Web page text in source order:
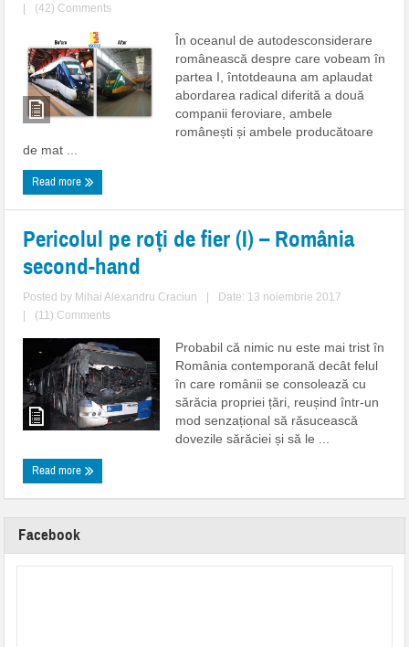
(42) Comments
În oceanul de autodesconsiderare
românească despre care vobeam în
partea I, întotdeauna am aplaudat
abordarea radical diferită a două
companii feroviare, ambele
românești și ambele producătoare
de mat ...
Read more
Pericolul pe roți de fier (I) – România
second-hand
Posted by Mihai Alexandru Craciun
Date: 13 noiembrie 2017
(11) Comments
Probabil că nimic nu este mai trist în
România contemporană decât felul
în care românii se consolează cu
sărăcia propriei țări, reușind într-un
mod senzațional să răsucească
dovezile sărăciei și să le ...
Read more
Facebook